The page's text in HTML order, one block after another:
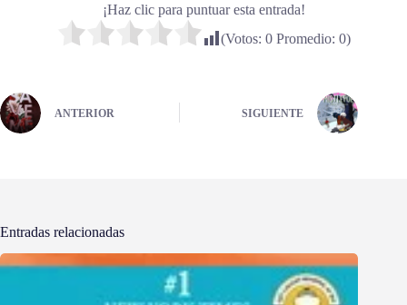
¡Haz clic para puntuar esta entrada!
(Votos: 0Promedio: 0)
ANTERIOR SIGUIENTE
Entradas relacionadas